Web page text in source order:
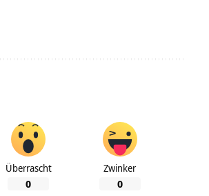
Überrascht
0
Zwinker
0